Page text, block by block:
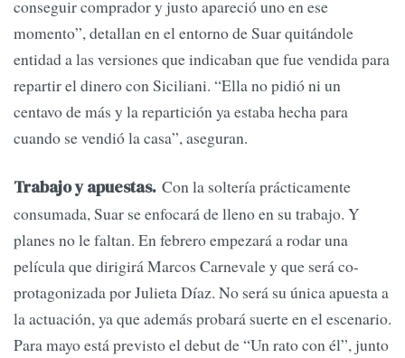
conseguir comprador y justo apareció uno en ese
momento”, detallan en el entorno de Suar quitándole
entidad a las versiones que indicaban que fue vendida para
repartir el dinero con Siciliani. “Ella no pidió ni un
centavo de más y la repartición ya estaba hecha para
cuando se vendió la casa”, aseguran.
Trabajo y apuestas. Con la soltería prácticamente
consumada, Suar se enfocará de lleno en su trabajo. Y
planes no le faltan. En febrero empezará a rodar una
película que dirigirá Marcos Carnevale y que será co-
protagonizada por Julieta Díaz. No será su única apuesta a
la actuación, ya que además probará suerte en el escenario.
Para mayo está previsto el debut de “Un rato con él”, junto